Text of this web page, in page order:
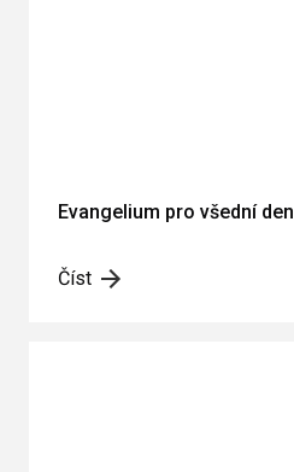
Evangelium pro všední den
Číst